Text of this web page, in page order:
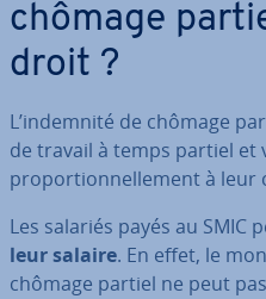
chômage
droit ?
L’indemnité de chômage
de travail à temps partiel et
pro­por­tion­nel­le­ment à leur
Les salariés payés au SMIC
leur salaire. En effet, le
chômage partiel ne peut